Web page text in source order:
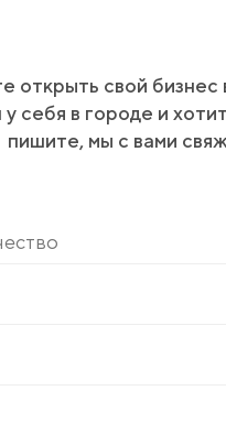
открыть свой
у себя в городе и
пишите, мы с вами